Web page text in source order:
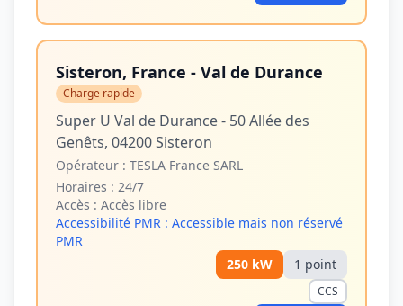
Sisteron, France - Val de Durance
Charge rapide
Super U Val de Durance - 50 Allée des
Genêts, 04200 Sisteron
Opérateur : TESLA France SARL
Horaires : 24/7
Accès : Accès libre
Accessibilité PMR : Accessible mais non réservé
PMR
250 kW 1 point
CCS